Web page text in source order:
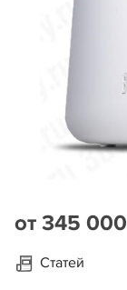
от 345
Статей